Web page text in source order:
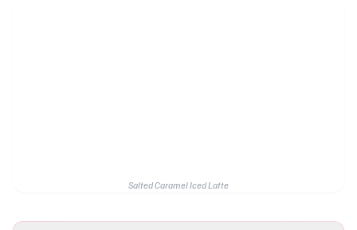
Salted Caramel Iced Latte